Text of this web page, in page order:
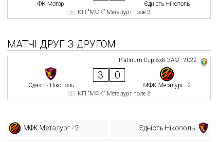
ФК Мотор
Єдність Нікополь
КП "МФК" Металург поле 3
МАТЧІ ДРУГ З ДРУГОМ
Platinum Cup 8х8 ЗАФ - 2022
Єдність Нікополь
3 0
МФК Металург - 2
КП "МФК" Металург поле 3
МФК Металург - 2 Єдність Нікополь